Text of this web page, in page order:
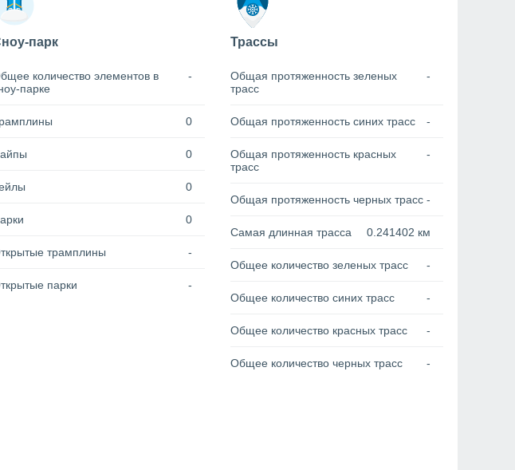
парк
количество элементов в
парке
-
0
0
0
0
трамплины -
парки -
Трассы
Общая протяженность зеленых
трасс
-
Общая протяженность синих трасс -
Общая протяженность красных
трасс
-
Общая протяженность черных трасс -
Самая длинная трасса 0.241402 км
Общее количество зеленых трасс -
Общее количество синих трасс -
Общее количество красных трасс -
Общее количество черных трасс -